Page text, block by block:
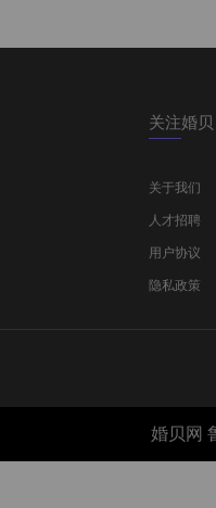
关注婚贝
关于我们
人才招聘
用户协议
隐私政策
婚贝网